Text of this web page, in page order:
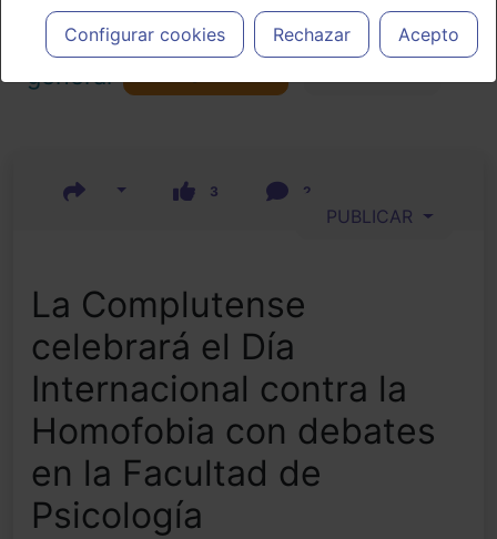
profesionales facultados prescribir medicamentos y decidir, en
cada caso concreto, el tratamiento más adecuado a las
necesidades del paciente.
Configurar cookies Rechazar Acepto
Actualidad y Artículos|Psicología
general
3 2
PUBLICAR
La Complutense
celebrará el Día
Internacional contra la
Homofobia con debates
en la Facultad de
Psicología